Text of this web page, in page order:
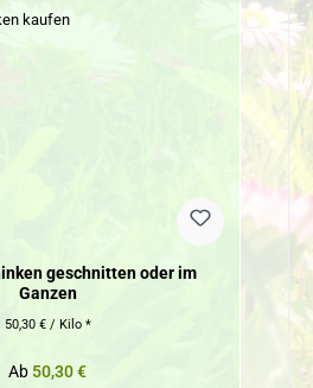
geschnitten oder im
Ganzen
50,30 € / Kilo *
Regulärer Preis:
Ab 50,30 €